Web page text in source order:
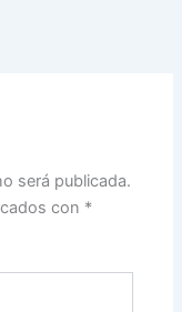
será publicada.
con *